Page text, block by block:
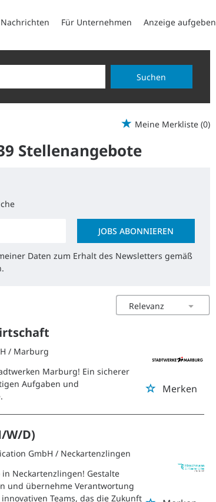
Nachrichten Für Unternehmen Anzeige aufgeben
Suchen
Meine Merkliste (0)
Stellenangebote
JOBS ABONNIEREN
Daten zum Erhalt des Newsletters gemäß
Merken
/ Marburg
Marburg! Ein sicherer
Aufgaben und
W/D)
GmbH / Neckartenzlingen
Neckartenzlingen! Gestalte
und übernehme Verantwortung
Teams, das die Zukunft